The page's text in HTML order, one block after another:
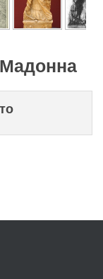
Мадонна